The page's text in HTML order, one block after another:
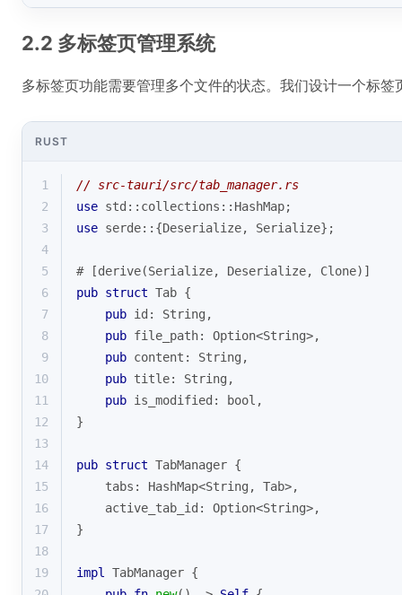
2.2 多标签页管理系统
多标签页功能需要管理多个文件的状态。我们设计一个标签
RUST
1
// src-tauri/src/tab_manager.rs
2
use std::collections::HashMap;
3
use serde::{Deserialize, Serialize};
4
5
# [derive(Serialize, Deserialize, Clone)]
6
pub struct Tab {
7
pub id: String ,
8
pub file_path: Option<String>,
9
pub content: String ,
10
pub title: String ,
11
pub is_modified: bool ,
12
}
13
14
pub struct TabManager {
15
    tabs: HashMap<
String , Tab>,
16
    active_tab_id:
Option<String>,
17
}
18
19
impl
TabManager {